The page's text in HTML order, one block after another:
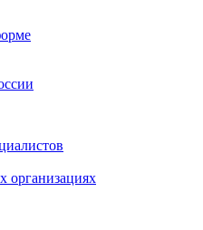
организациях